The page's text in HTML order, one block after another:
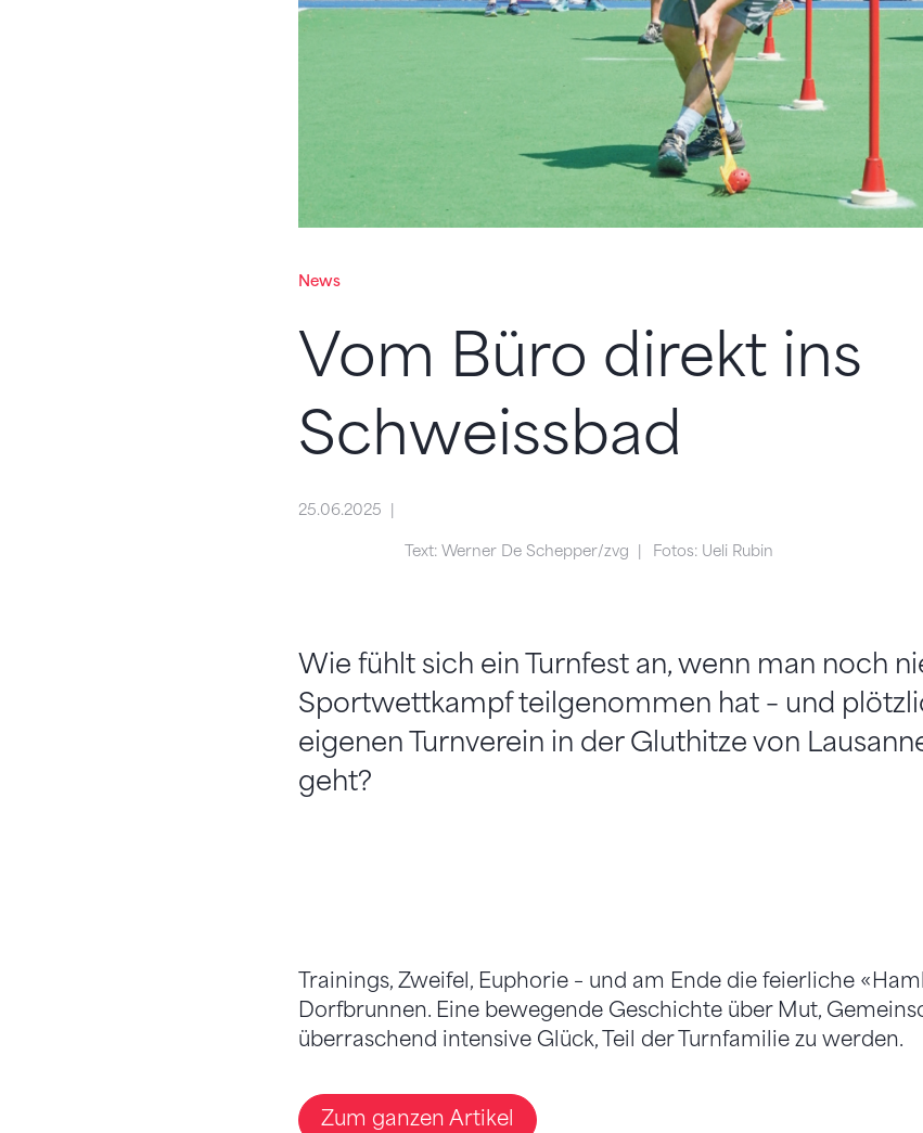
News
Vom Büro direkt ins
Schweissbad
25.06.2025
Text: Werner De Schepper/zvg Fotos: Ueli Rubin
Wie fühlt sich ein Turnfest an, wenn man noch
Sportwettkampf teilgenommen hat – und
eigenen Turnverein in der Gluthitze von
geht?
Trainings, Zweifel, Euphorie – und am Ende die feierliche
Dorfbrunnen. Eine bewegende Geschichte über Mut,
überraschend intensive Glück, Teil der Turnfamilie zu werden.
Zum ganzen Artikel